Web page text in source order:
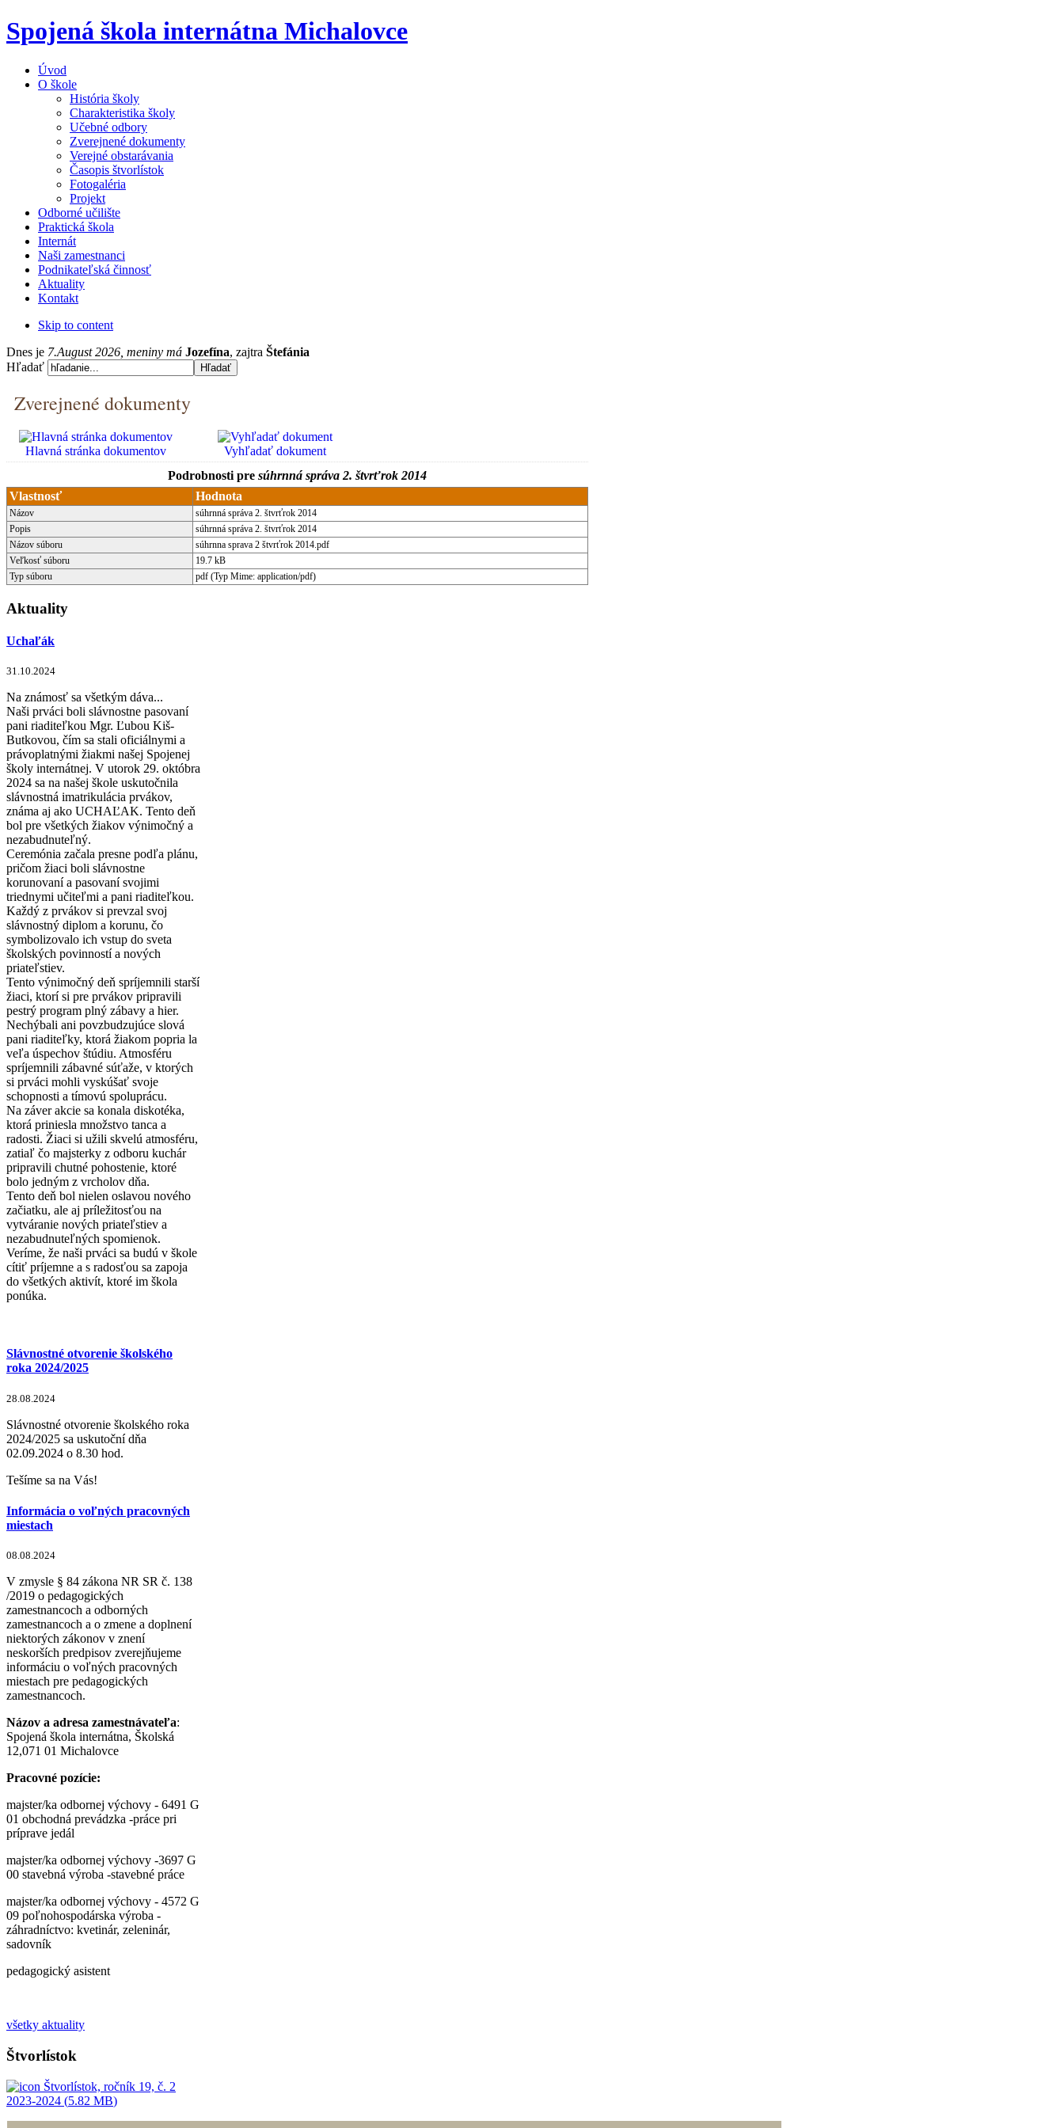
Spojená škola internátna Michalovce
Úvod
O škole
História školy
Charakteristika školy
Učebné odbory
Zverejnené dokumenty
Verejné obstarávania
Časopis štvorlístok
Fotogaléria
Projekt
Odborné učilište
Praktická škola
Internát
Naši zamestnanci
Podnikateľská činnosť
Aktuality
Kontakt
Skip to content
Dnes je 7.August 2026, meniny má Jozefína, zajtra Štefánia
Hľadať
Zverejnené dokumenty
Hlavná stránka dokumentov
Vyhľadať dokument
Podrobnosti pre súhrnná správa 2. štvrťrok 2014
Vlastnosť
Hodnota
Názov
súhrnná správa 2. štvrťrok 2014
Popis
súhrnná správa 2. štvrťrok 2014
Názov súboru
súhrnna sprava 2 štvrťrok 2014.pdf
Veľkosť súboru
19.7 kB
Typ súboru
pdf (Typ Mime: application/pdf)
Aktuality
Uchaľák
31.10.2024
Na známosť sa všetkým dáva...
Naši prváci boli slávnostne pasovaní
pani riaditeľkou Mgr. Ľubou Kiš-
Butkovou, čím sa stali oficiálnymi a
právoplatnými žiakmi našej Spojenej
školy internátnej. V utorok 29. októbra
2024 sa na našej škole uskutočnila
slávnostná imatrikulácia prvákov,
známa aj ako UCHAĽAK. Tento deň
bol pre všetkých žiakov výnimočný a
nezabudnuteľný.
Ceremónia začala presne podľa plánu,
pričom žiaci boli slávnostne
korunovaní a pasovaní svojimi
triednymi učiteľmi a pani riaditeľkou.
Každý z prvákov si prevzal svoj
slávnostný diplom a korunu, čo
symbolizovalo ich vstup do sveta
školských povinností a nových
priateľstiev.
Tento výnimočný deň spríjemnili starší
žiaci, ktorí si pre prvákov pripravili
pestrý program plný zábavy a hier.
Nechýbali ani povzbudzujúce slová
pani riaditeľky, ktorá žiakom popria la
veľa úspechov štúdiu. Atmosféru
spríjemnili zábavné súťaže, v ktorých
si prváci mohli vyskúšať svoje
schopnosti a tímovú spoluprácu.
Na záver akcie sa konala diskotéka,
ktorá priniesla množstvo tanca a
radosti. Žiaci si užili skvelú atmosféru,
zatiaľ čo majsterky z odboru kuchár
pripravili chutné pohostenie, ktoré
bolo jedným z vrcholov dňa.
Tento deň bol nielen oslavou nového
začiatku, ale aj príležitosťou na
vytváranie nových priateľstiev a
nezabudnuteľných spomienok.
Veríme, že naši prváci sa budú v škole
cítiť príjemne a s radosťou sa zapoja
do všetkých aktivít, ktoré im škola
ponúka.
Slávnostné otvorenie školského
roka 2024/2025
28.08.2024
Slávnostné otvorenie školského roka
2024/2025 sa uskutoční dňa
02.09.2024 o 8.30 hod.
Tešíme sa na Vás!
Informácia o voľných pracovných
miestach
08.08.2024
V zmysle § 84 zákona NR SR č. 138
/2019 o pedagogických
zamestnancoch a odborných
zamestnancoch a o zmene a doplnení
niektorých zákonov v znení
neskorších predpisov zverejňujeme
informáciu o voľných pracovných
miestach pre pedagogických
zamestnancoch.
Názov a adresa zamestnávateľa:
Spojená škola internátna, Školská
12,071 01 Michalovce
Pracovné pozície:
majster/ka odbornej výchovy - 6491 G
01 obchodná prevádzka -práce pri
príprave jedál
majster/ka odbornej výchovy -3697 G
00 stavebná výroba -stavebné práce
majster/ka odbornej výchovy - 4572 G
09 poľnohospodárska výroba -
záhradníctvo: kvetinár, zeleninár,
sadovník
pedagogický asistent
všetky aktuality
Štvorlístok
Štvorlístok, ročník 19, č. 2
2023-2024 (5.82 MB)